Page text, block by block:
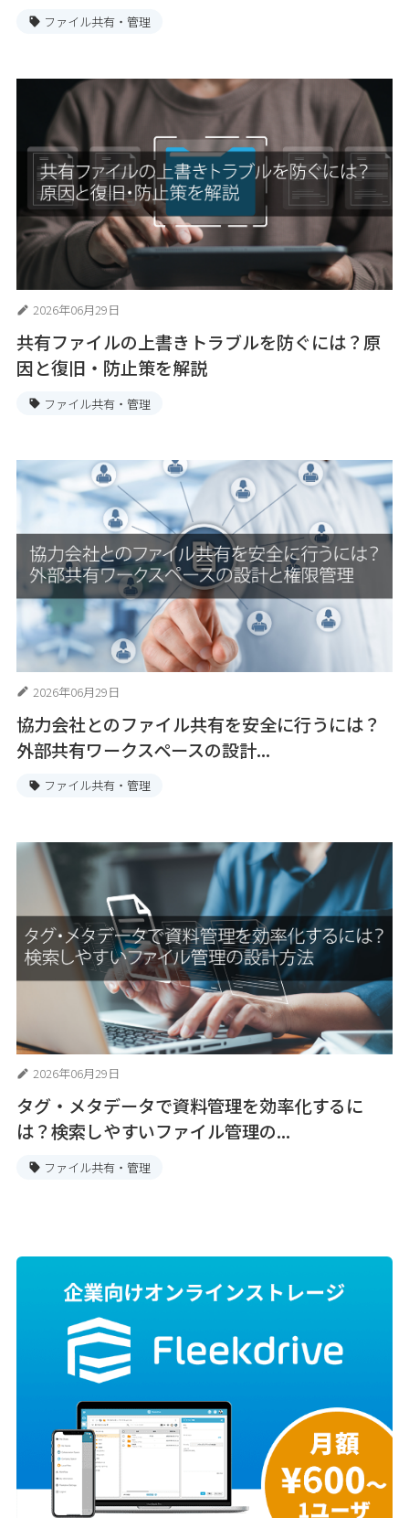
ファイル共有・管理
2026年06月29日
共有ファイルの上書きトラブルを防ぐには？原
因と復旧・防止策を解説
ファイル共有・管理
2026年06月29日
協力会社とのファイル共有を安全に行うには？
外部共有ワークスペースの設計...
ファイル共有・管理
2026年06月29日
タグ・メタデータで資料管理を効率化するに
は？検索しやすいファイル管理の...
ファイル共有・管理